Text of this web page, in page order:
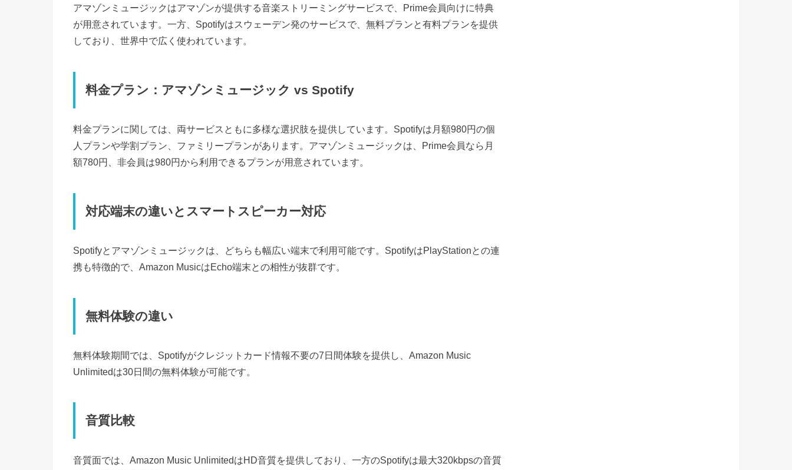
アマゾンミュージックはアマゾンが提供する音楽ストリーミングサービスで、Prime会員向けに特典
が用意されています。一方、Spotifyはスウェーデン発のサービスで、無料プランと有料プランを提供
しており、世界中で広く使われています。
料金プラン：アマゾンミュージック vs Spotify
料金プランに関しては、両サービスともに多様な選択肢を提供しています。Spotifyは月額980円の個
人プランや学割プラン、ファミリープランがあります。アマゾンミュージックは、Prime会員なら月
額780円、非会員は980円から利用できるプランが用意されています。
対応端末の違いとスマートスピーカー対応
Spotifyとアマゾンミュージックは、どちらも幅広い端末で利用可能です。SpotifyはPlayStationとの連
携も特徴的で、Amazon MusicはEcho端末との相性が抜群です。
無料体験の違い
無料体験期間では、Spotifyがクレジットカード情報不要の7日間体験を提供し、Amazon Music
Unlimitedは30日間の無料体験が可能です。
音質比較
音質面では、Amazon Music UnlimitedはHD音質を提供しており、一方のSpotifyは最大320kbpsの音質